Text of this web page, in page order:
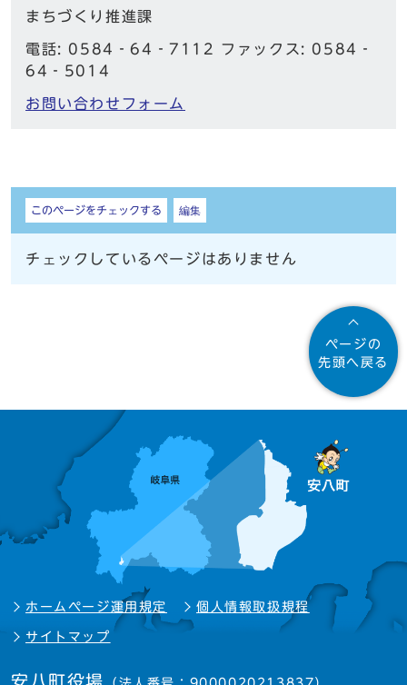
まちづくり推進課
電話: 0584‐64‐7112 ファックス: 0584‐
64‐5014
お問い合わせフォーム
しおり
このページをチェックする 編集
チェックしているページはありません
ページの
先頭へ戻る
ホームページ運用規定 個人情報取扱規程
サイトマップ
安八町役場